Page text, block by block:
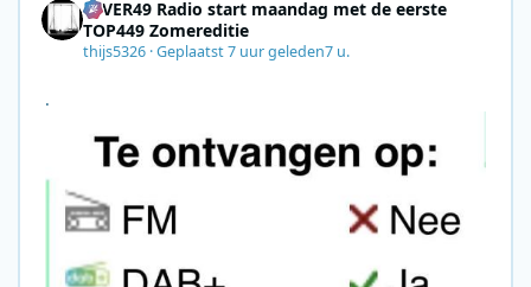
4EVER49 Radio start maandag met de eerste
TOP449 Zomereditie
thijs5326 ·Geplaatst7 uur geleden7 u.
.